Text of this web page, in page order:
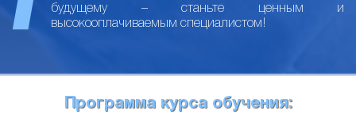
будущему – станьте ценным и
высокооплачиваемым специалистом!
Программа курса обучения: